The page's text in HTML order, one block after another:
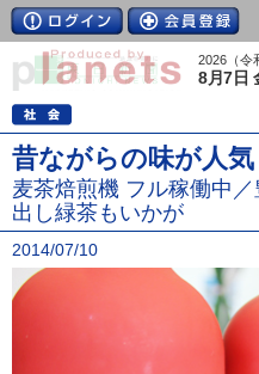
2026（令
8月7日
昔ながらの味が人気
麦茶焙煎機 フル稼働中
出し緑茶もいかが
2014/07/10